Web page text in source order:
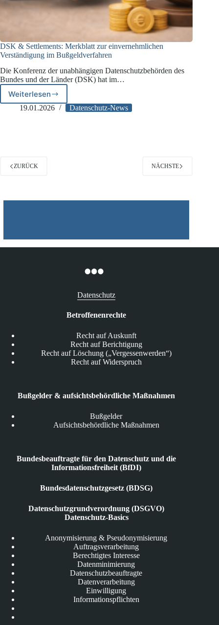
DSK & Settlements: Merkblatt zur einvernehmlichen
Verständigung im Bußgeldverfahren
Die Konferenz der unabhängigen Datenschutzbehörden des
Bundes und der Länder (DSK) hat im…
Weiterlesen
DSK
&
im
19.01.2026 Datenschutz-News
ZURÜCK NÄCHSTE
Datenschutz
Betroffenenrechte
Recht auf Auskunft
Recht auf Berichtigung
Recht auf Löschung („Vergessenwerden“)
Recht auf Widerspruch
Bußgelder & aufsichtsbehördliche Maßnahmen
Bußgelder
Aufsichtsbehördliche Maßnahmen
Bundesbeauftragte für den Datenschutz und die
Informationsfreiheit (BfDI)
Bundesdatenschutzgesetz (BDSG)
Datenschutzgrundverordnung (DSGVO)
Datenschutz-Basics
Anonymisierung & Pseudonymisierung
Auftragsverarbeitung
Berechtigtes Interesse
Datenminimierung
Datenschutzbeauftragte
Datenverarbeitung
Einwilligung
Informationspflichten